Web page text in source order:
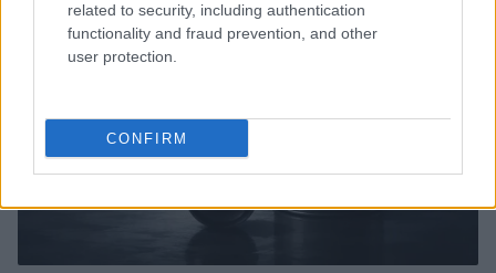
related to security, including authentication
functionality and fraud prevention, and other
user protection.
CONFIRM